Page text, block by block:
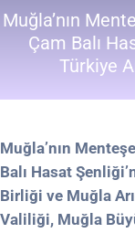
Muğla’nın
Çam Balı
Türkiye
Muğla’nın
Balı Hasat
Birliği ve Muğla
Valiliği, Muğla